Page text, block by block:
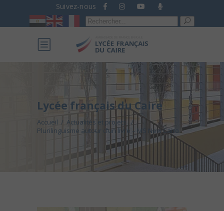
Suivez-nous
Recherche
pour :
Lycée français du Caire
Accueil / Actualités et projets
/
Plurilinguisme autour d’un livre – MS New Cairo